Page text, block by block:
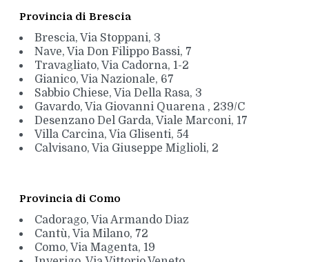
Provincia di Brescia
Brescia, Via Stoppani, 3
Nave, Via Don Filippo Bassi, 7
Travagliato, Via Cadorna, 1-2
Gianico, Via Nazionale, 67
Sabbio Chiese, Via Della Rasa, 3
Gavardo, Via Giovanni Quarena , 239/C
Desenzano Del Garda, Viale Marconi, 17
Villa Carcina, Via Glisenti, 54
Calvisano, Via Giuseppe Miglioli, 2
Provincia di Como
Cadorago, Via Armando Diaz
Cantù, Via Milano, 72
Como, Via Magenta, 19